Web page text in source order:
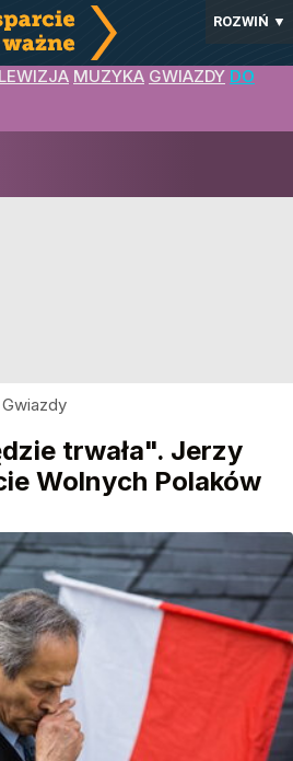
ROZWIŃ ▼
MUZYKA GWIAZDY DO
Gwiazdy
trwała". Jerzy
Wolnych Polaków